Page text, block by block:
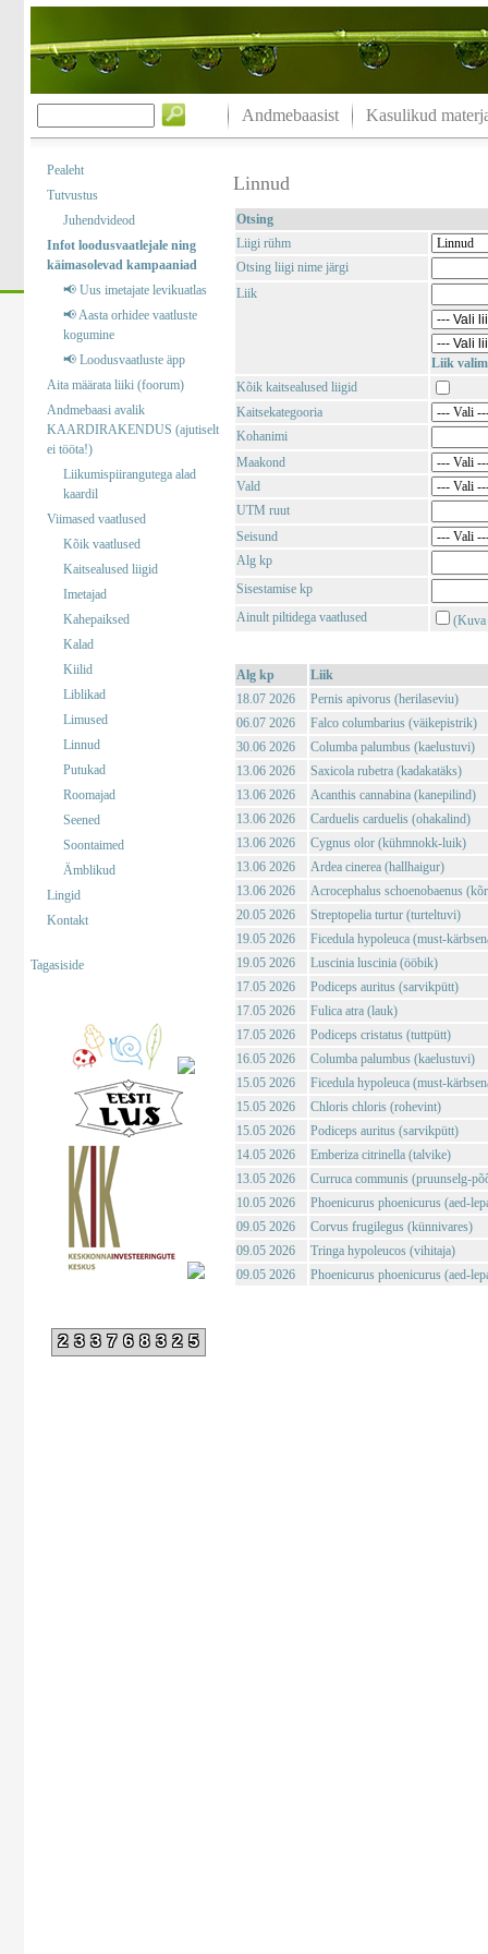
Andmebaasist Kasulikud
Pealeht
Tutvustus
Juhendvideod
Infot loodusvaatlejale ning
käimasolevad kampaaniad
📢 Uus imetajate levikuatlas
📢 Aasta orhidee vaatluste
kogumine
📢 Loodusvaatluste äpp
Aita määrata liiki (foorum)
Andmebaasi avalik
KAARDIRAKENDUS (ajutiselt
ei tööta!)
Liikumispiirangutega alad
kaardil
Viimased vaatlused
Kõik vaatlused
Kaitsealused liigid
Imetajad
Kahepaiksed
Kalad
Kiilid
Liblikad
Limused
Linnud
Putukad
Roomajad
Seened
Soontaimed
Ämblikud
Lingid
Kontakt
Tagasiside
233768325
Linnud
Otsing
Liigi rühm
Otsing liigi nime järgi
Liik
Liik
Kõik kaitsealused liigid
Kaitsekategooria
Kohanimi
Maakond
Vald
UTM ruut
Seisund
Alg kp
Sisestamise kp
Ainult piltidega vaatlused
(Kuva
Alg kp
Liik
18.07 2026
Pernis apivorus (herilaseviu)
06.07 2026
Falco columbarius (väikepistrik)
30.06 2026
Columba palumbus (kaelustuvi)
13.06 2026
Saxicola rubetra (kadakatäks)
13.06 2026
Acanthis cannabina (kanepilind)
13.06 2026
Carduelis carduelis (ohakalind)
13.06 2026
Cygnus olor (kühmnokk-luik)
13.06 2026
Ardea cinerea (hallhaigur)
13.06 2026
Acrocephalus schoenobaenus
20.05 2026
Streptopelia turtur (turteltuvi)
19.05 2026
Ficedula hypoleuca (must-
19.05 2026
Luscinia luscinia (ööbik)
17.05 2026
Podiceps auritus (sarvikpütt)
17.05 2026
Fulica atra (lauk)
17.05 2026
Podiceps cristatus (tuttpütt)
16.05 2026
Columba palumbus (kaelustuvi)
15.05 2026
Ficedula hypoleuca (must-
15.05 2026
Chloris chloris (rohevint)
15.05 2026
Podiceps auritus (sarvikpütt)
14.05 2026
Emberiza citrinella (talvike)
13.05 2026
Curruca communis (pruunselg-
10.05 2026
Phoenicurus phoenicurus (aed-
09.05 2026
Corvus frugilegus (künnivares)
09.05 2026
Tringa hypoleucos (vihitaja)
09.05 2026
Phoenicurus phoenicurus (aed-